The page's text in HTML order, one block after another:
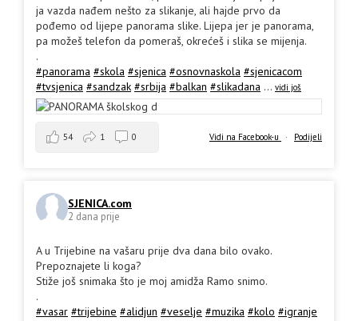
ja vazda nađem nešto za slikanje, ali hajde prvo da
pođemo od lijepe panorama slike. Lijepa jer je panorama,
pa možeš telefon da pomeraš, okrećeš i slika se mijenja.
.
#panorama #skola #sjenica #osnovnaskola #sjenicacom
#tvsjenica #sandzak #srbija #balkan #slikadana ... vidi još
Vidi na Facebook-u · Podijeli
54 1 0
SJENICA.com
2 dana prije
A u Trijebine na vašaru prije dva dana bilo ovako.
Prepoznajete li koga?
Stiže još snimaka što je moj amidža Ramo snimo.
.
#vasar #trijebine #alidjun #veselje #muzika #kolo #igranje